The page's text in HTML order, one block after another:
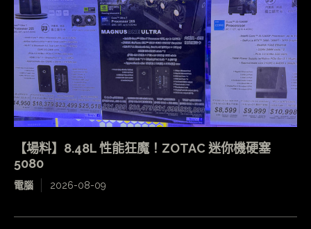
【場料】8.48L 性能狂魔！ZOTAC 迷你機硬塞
5080
電腦 2026-08-09